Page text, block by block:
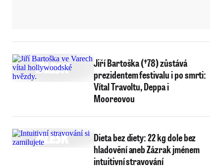
Jiří Bartoška (†78) zůstává
prezidentem festivalu i po smrti:
Vítal Travoltu, Deppa i
Mooreovou
Dieta bez diety: 22 kg dole bez
hladovění aneb Zázrak jménem
intuitivní stravování